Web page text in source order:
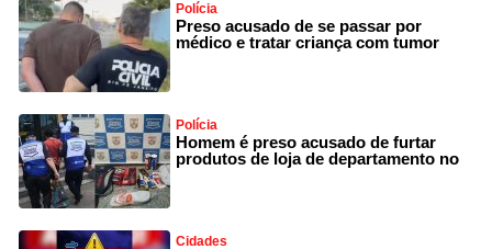
Polícia
Preso acusado de se passar por
médico e tratar criança com tumor
Polícia
Homem é preso acusado de furtar
produtos de loja de departamento no
Cidades